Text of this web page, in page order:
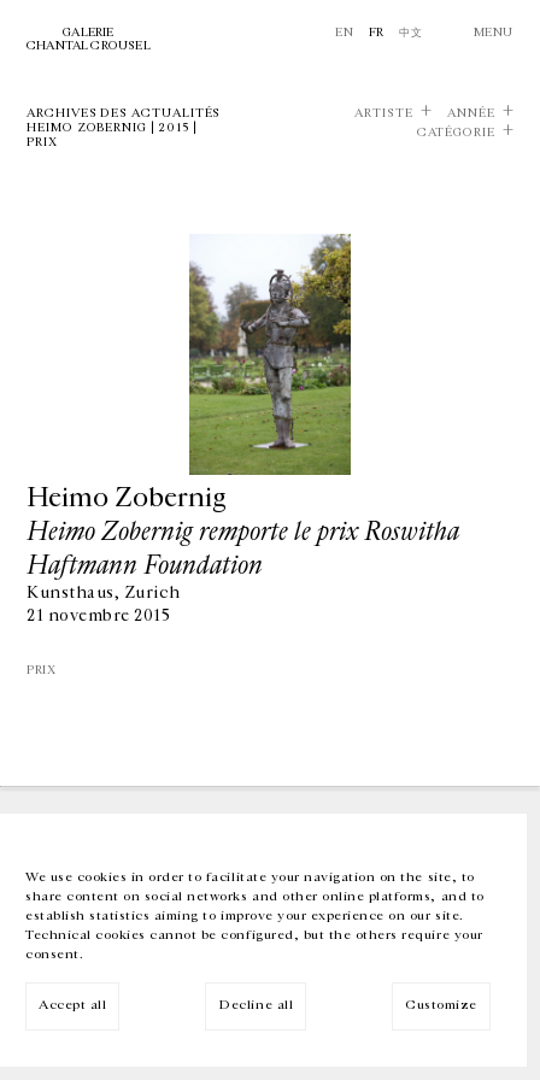
We use cookies in order to facilitate your navigation on the site, to
share content on social networks and other online platforms, and to
establish statistics aiming to improve your experience on our site.
Technical cookies cannot be configured, but the others require your
consent.
Accept all Decline all Customize
GALERIE
CHANTAL CROUSEL
EN FR 中文 MENU
ARCHIVES DES ACTUALITÉS
HEIMO ZOBERNIG | 2015 |
PRIX
ARTISTE
ANNÉE
CATÉGORIE
Heimo Zobernig
Heimo Zobernig remporte le prix Roswitha
Haftmann Foundation
Kunsthaus, Zurich
21 novembre 2015
PRIX
GALERIE CHANTAL CROUSEL
10 RUE CHARLOT, 75003 PARIS
EN FR 中文 Facebook Instagram
Inscrivez-vous à notre newsletter